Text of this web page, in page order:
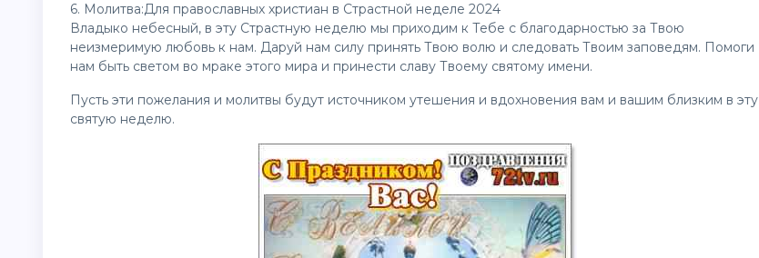
6. Молитва:Для православных христиан в Страстной неделе 2024
Владыко небесный, в эту Страстную неделю мы приходим к Тебе с благодарностью за Твою
неизмеримую любовь к нам. Даруй нам силу принять Твою волю и следовать Твоим заповедям. Помоги
нам быть светом во мраке этого мира и принести славу Твоему святому имени.
Пусть эти пожелания и молитвы будут источником утешения и вдохновения вам и вашим близким в эту
святую неделю.